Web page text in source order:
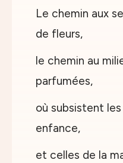
Le chemin aux
de fleurs,
le chemin au
parfumées,
où subsistent
enfance,
et celles de la